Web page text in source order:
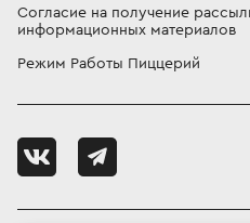
Согласие на получение
информационных материалов
Режим Работы Пиццерий